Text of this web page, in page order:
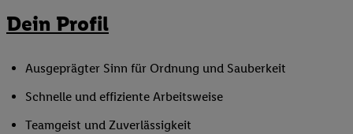
Dein Profil
Ausgeprägter Sinn für Ordnung und Sauberkeit
Schnelle und effiziente Arbeitsweise
Teamgeist und Zuverlässigkeit